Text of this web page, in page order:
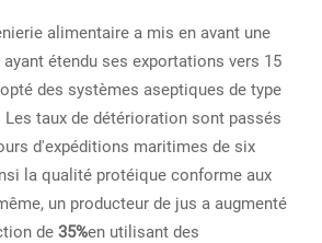
alimentaire a mis en avant une
étendu ses exportations vers 15
des systèmes aseptiques de type
Les taux de détérioration sont passés
d'expéditions maritimes de six
la qualité protéique conforme aux
un producteur de jus a augmenté
de 35%en utilisant des